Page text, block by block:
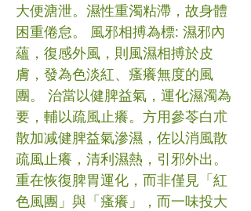
大便溏泄。濕性重濁粘滯，故身體
困重倦怠。 風邪相搏為標: 濕邪內
蘊，復感外風，則風濕相搏於皮
膚，發為色淡紅、瘙癢無度的風
團。 治當以健脾益氣，運化濕濁為
要，輔以疏風止癢。方用參苓白朮
散加减健脾益氣滲濕，佐以消風散
疏風止癢，清利濕熱，引邪外出。
重在恢復脾胃運化，而非僅見「紅
色風團」與「瘙癢」，而一味投大